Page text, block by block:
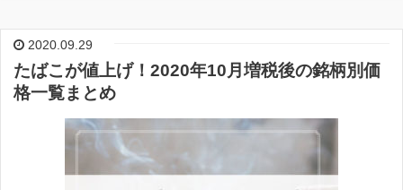
2020.09.29
たばこが値上げ！2020年10月増税後の銘柄別価
格一覧まとめ